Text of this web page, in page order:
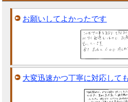
お願いしてよかったです
大変迅速かつ丁寧に対応して